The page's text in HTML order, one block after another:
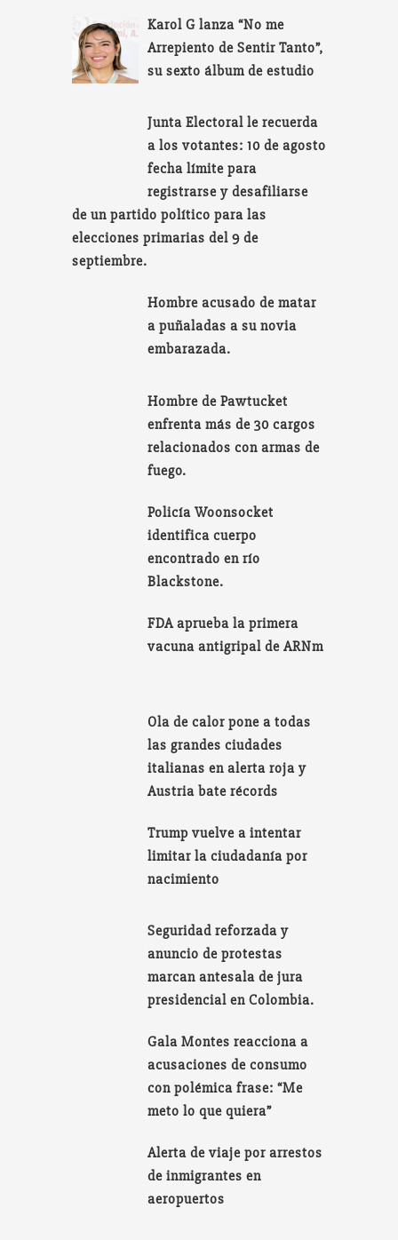
Karol G lanza “No me
Arrepiento de Sentir Tanto”,
su sexto álbum de estudio
Junta Electoral le recuerda
a los votantes: 10 de agosto
fecha límite para
registrarse y desafiliarse
de un partido político para las
elecciones primarias del 9 de
septiembre.
Hombre acusado de matar
a puñaladas a su novia
embarazada.
Hombre de Pawtucket
enfrenta más de 30 cargos
relacionados con armas de
fuego.
Policía Woonsocket
identifica cuerpo
encontrado en río
Blackstone.
FDA aprueba la primera
vacuna antigripal de ARNm
Ola de calor pone a todas
las grandes ciudades
italianas en alerta roja y
Austria bate récords
Trump vuelve a intentar
limitar la ciudadanía por
nacimiento
Seguridad reforzada y
anuncio de protestas
marcan antesala de jura
presidencial en Colombia.
Gala Montes reacciona a
acusaciones de consumo
con polémica frase: “Me
meto lo que quiera”
Alerta de viaje por arrestos
de inmigrantes en
aeropuertos